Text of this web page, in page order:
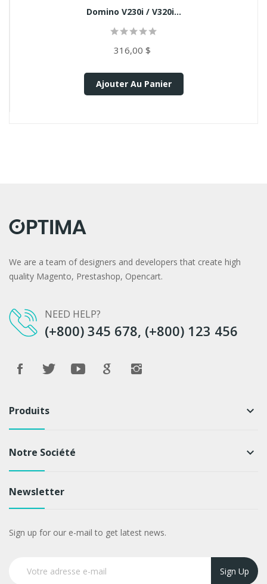
Domino V230i / V320i...
316,00 $
Ajouter Au Panier
We are a team of designers and developers that create high
quality Magento, Prestashop, Opencart.
NEED HELP?
(+800) 345 678, (+800) 123 456
Produits keyboard_arrow_down
Notre Société keyboard_arrow_down
Newsletter
Sign up for our e-mail to get latest news.
Sign Up